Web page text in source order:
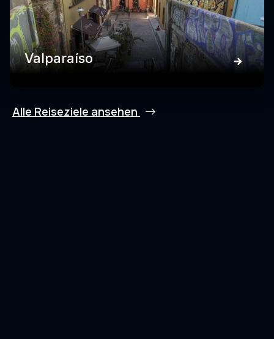
Valparaíso
Alle Reiseziele ansehen